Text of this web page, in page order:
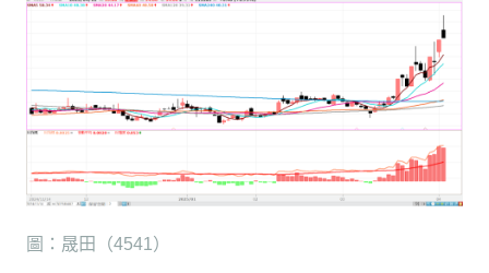
圖：晟田（4541）